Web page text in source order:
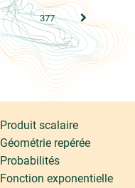
… 377 Page
Produit scalaire
Géométrie repérée
Probabilités
Fonction exponentielle